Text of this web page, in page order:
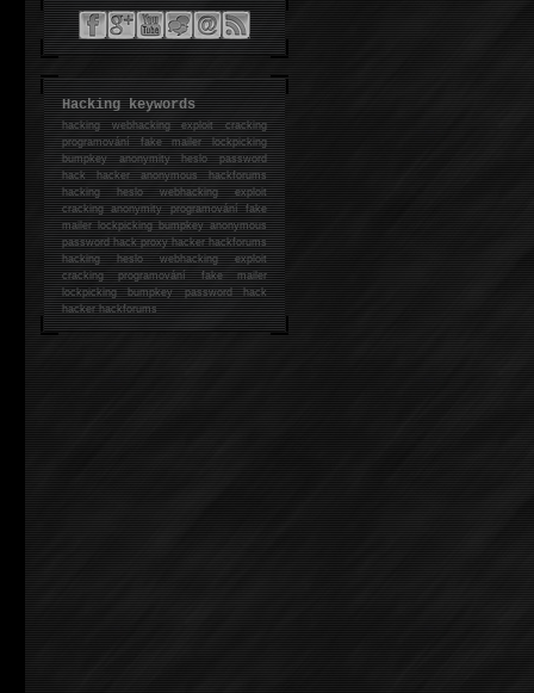
Hacking keywords
hackingwebhacking exploit cracking
programování fake mailer lockpicking
bumpkey anonymity heslo password
hackhacker anonymous hackforums
hackingheslo webhacking exploit
cracking anonymity programování fake
mailer lockpicking bumpkey anonymous
password hack proxy hacker hackforums
hacking heslo webhacking exploit
cracking programování fake mailer
lockpicking bumpkey password hack
hackerhackforums